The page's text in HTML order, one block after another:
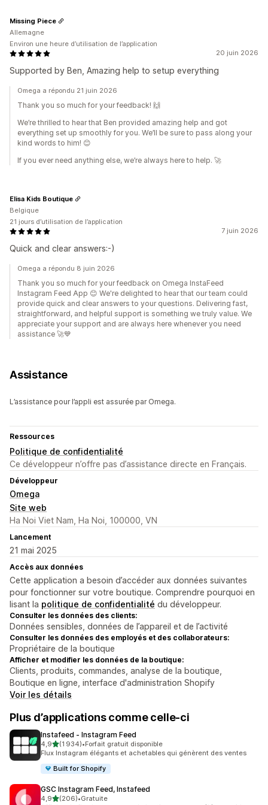
20 juin 2026
Supported by Ben, Amazing help to setup everything
Missing Piece
Allemagne
Environ une heure d’utilisation de l’application
Omega a répondu 21 juin 2026
Thank you so much for your feedback! 🙌
We’re thrilled to hear that Ben provided amazing help and got
everything set up smoothly for you. We’ll be sure to pass along your
kind words to him! 😊
If you ever need anything else, we’re always here to help. 🚀
7 juin 2026
Quick and clear answers:-)
Elisa Kids Boutique
Belgique
21 jours d’utilisation de l’application
Omega a répondu 8 juin 2026
Thank you so much for your feedback on Omega InstaFeed
Instagram Feed App 😊 We're delighted to hear that our team could
provide quick and clear answers to your questions. Delivering fast,
straightforward, and helpful support is something we truly value. We
appreciate your support and are always here whenever you need
assistance 🚀💙
Assistance
L’assistance pour l’appli est assurée par Omega.
Ressources
Politique de confidentialité
Ce développeur n’offre pas d’assistance directe en Français.
Développeur
Omega
Site web
Ha Noi Viet Nam, Ha Noi, 100000, VN
Lancement
21 mai 2025
Accès aux données
Cette application a besoin d’accéder aux données suivantes
pour fonctionner sur votre boutique. Comprendre pourquoi en
lisant la politique de confidentialité du développeur.
Consulter les données des clients:
Données sensibles, données de l’appareil et de l’activité
Consulter les données des employés et des collaborateurs:
Propriétaire de la boutique
Afficher et modifier les données de la boutique:
Clients, produits, commandes, analyse de la boutique,
Boutique en ligne, interface d'administration Shopify
Voir les détails
Plus d’applications comme celle-ci
Instafeed ‑ Instagram Feed
4,9étoile(s) sur 5
(1 934)
1934 avis au total
•Forfait gratuit disponible
Flux Instagram élégants et achetables qui génèrent des ventes
Built for Shopify
GSC Instagram Feed, Instafeed
4,9étoile(s) sur 5
(206)
206 avis au total
•Gratuite